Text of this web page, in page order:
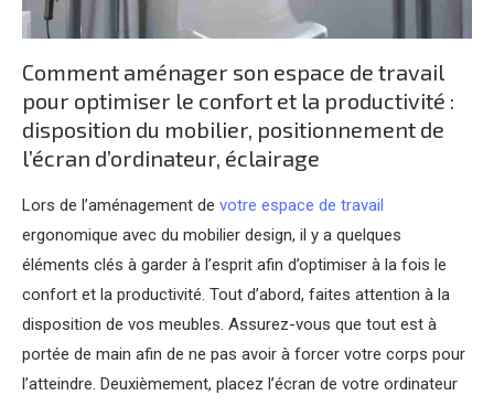
Comment aménager son espace de travail
pour optimiser le confort et la productivité :
disposition du mobilier, positionnement de
l’écran d’ordinateur, éclairage
Lors de l’aménagement de votre espace de travail
ergonomique avec du mobilier design, il y a quelques
éléments clés à garder à l’esprit afin d’optimiser à la fois le
confort et la productivité. Tout d’abord, faites attention à la
disposition de vos meubles. Assurez-vous que tout est à
portée de main afin de ne pas avoir à forcer votre corps pour
l’atteindre. Deuxièmement, placez l’écran de votre ordinateur